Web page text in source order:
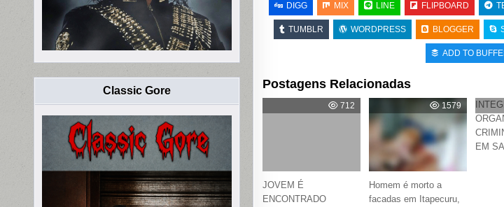
DIGG MIX LINE FLIPBOARD
TUMBLR WORDPRESS BLOGGER
ADD TO
Postagens Relacionadas
712
JOVEM É
ENCONTRADO
1579
Homem é morto a
facadas em Itapecuru,
EM
Classic Gore